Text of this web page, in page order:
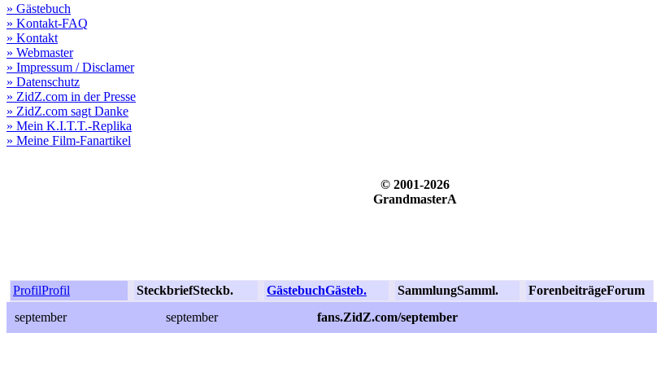
» Gästebuch
» Kontakt-FAQ
» Kontakt
» Webmaster
» Impressum / Disclamer
» Datenschutz
» ZidZ.com in der Presse
» ZidZ.com sagt Danke
» Mein K.I.T.T.-Replika
» Meine Film-Fanartikel
© 2001-2026
GrandmasterA
ProfilProfil SteckbriefSteckb. GästebuchGästeb. SammlungSamml. ForenbeiträgeForum
september
september fans.ZidZ.com/september